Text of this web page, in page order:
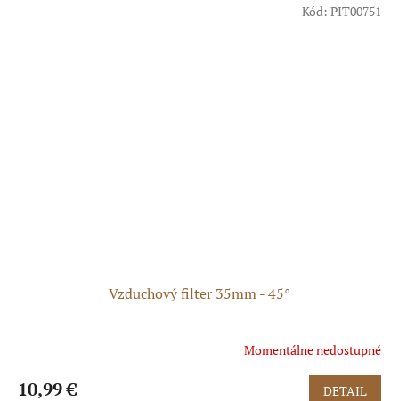
Vzduchový filter 35mm - 45°
Momentálne nedostupné
10,99 € DETAIL
Kód: PIT00751